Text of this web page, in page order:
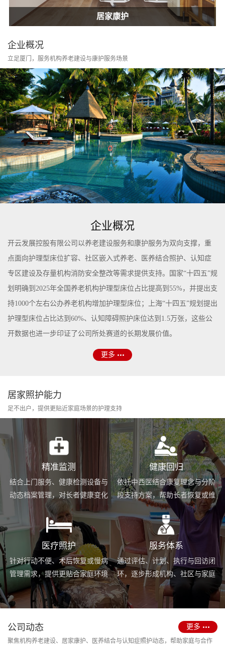
居家康护
家庭护士
居家康护
企业概况
立足厦门，服务机构养老建设与康护服务场景
企业概况
开云发展控股有限公司以养老建设服务和康护服务为双向支撑，重
点面向护理型床位扩容、社区嵌入式养老、医养结合照护、认知症
专区建设及存量机构消防安全整改等需求提供支持。国家“十四五”规
划明确到2025年全国养老机构护理型床位占比提高到55%，并提出支
持1000个左右公办养老机构增加护理型床位；上海“十四五”规划提出
护理型床位占比达到60%、认知障碍照护床位达到1.5万张，这些公
开数据也进一步印证了公司所处赛道的长期发展价值。
更多
居家照护能力
足不出户，提供更贴近家庭场景的护理支持
精准监测
结合上门服务、健康检测设备与
动态档案管理，对长者健康变化
进行持续跟踪与基础预警。
健康回归
依托中西医结合康复理念与分阶
段支持方案，帮助长者恢复或维
持身体功能，提升生活便利度。
医疗照护
针对行动不便、术后恢复或慢病
管理需求，提供更贴合家庭环境
的护理服务与用药协助支持。
服务体系
通过评估、计划、执行与回访闭
环，逐步形成机构、社区与家庭
场景协同的长期照护支持体系。
公司动态
聚焦机构养老建设、居家康护、医养结合与认知症照护动态，帮助家庭与合作
更多